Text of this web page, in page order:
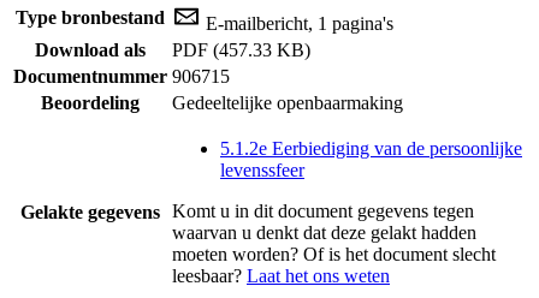
Type bronbestand
E-mailbericht, 1 pagina's
Download als
PDF (457.33 KB)
Documentnummer 906715
Beoordeling
Gedeeltelijke openbaarmaking
Gelakte gegevens
5.1.2e Eerbiediging van de persoonlijke
levenssfeer
Komt u in dit document gegevens tegen
waarvan u denkt dat deze gelakt hadden
moeten worden? Of is het document slecht
leesbaar? Laat het ons weten